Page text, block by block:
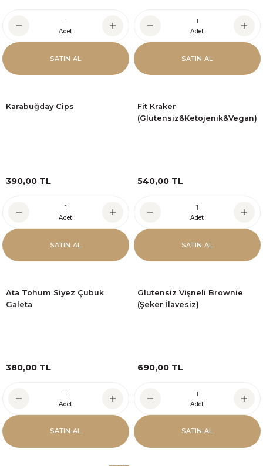
Adet
SATIN AL
Adet
SATIN AL
Karabuğday Cips
390,00 TL
Adet
SATIN AL
Fit Kraker
(Glutensiz&Ketojenik&Vegan)
540,00 TL
Adet
SATIN AL
Ata Tohum Siyez Çubuk
Galeta
380,00 TL
Adet
SATIN AL
Glutensiz Vişneli Brownie
(Şeker İlavesiz)
690,00 TL
Adet
SATIN AL